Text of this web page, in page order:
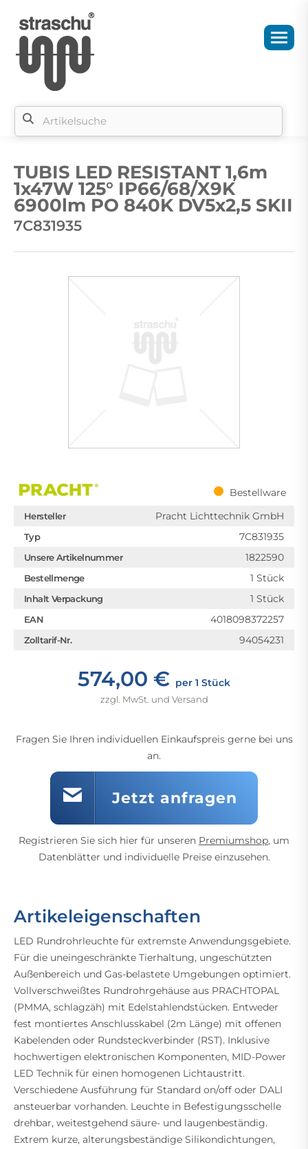
TUBIS LED RESISTANT 1,6m
1x47W 125° IP66/68/X9K
6900lm PO 840K DV5x2,5 SKII
7C831935
Bestellware
Hersteller Pracht Lichttechnik GmbH
Typ 7C831935
Unsere Artikelnummer 1822590
Bestellmenge 1 Stück
Inhalt Verpackung 1 Stück
EAN 4018098372257
Zolltarif-Nr. 94054231
574,00 € per 1 Stück
zzgl. MwSt. und Versand
Fragen Sie Ihren individuellen Einkaufspreis gerne bei uns
an.
Jetzt anfragen
Registrieren Sie sich hier für unseren Premiumshop, um
Datenblätter und individuelle Preise einzusehen.
Artikeleigenschaften
LED Rundrohrleuchte für extremste Anwendungsgebiete.
Für die uneingeschränkte Tierhaltung, ungeschützten
Außenbereich und Gas-belastete Umgebungen optimiert.
Vollverschweißtes Rundrohrgehäuse aus PRACHTOPAL
(PMMA, schlagzäh) mit Edelstahlendstücken. Entweder
fest montiertes Anschlusskabel (2m Länge) mit offenen
Kabelenden oder Rundsteckverbinder (RST). Inklusive
hochwertigen elektronischen Komponenten, MID-Power
LED Technik für einen homogenen Lichtaustritt.
Verschiedene Ausführung für Standard on/off oder DALI
ansteuerbar vorhanden. Leuchte in Befestigungsschelle
drehbar, weitestgehend säure- und laugenbeständig.
Extrem kurze, alterungsbeständige Silikondichtungen,